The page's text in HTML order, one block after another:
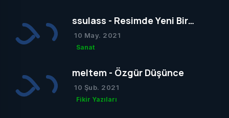
ssulass - Resimde Yeni Bir
Dönem mi Yoksa Bir Dönemin
Sonu mu?
10 May. 2021
Sanat
meltem - Özgür Düşünce
10 Şub. 2021
Fikir Yazıları